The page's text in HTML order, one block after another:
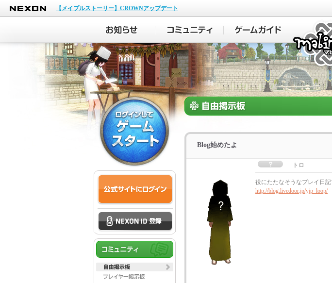
NEXON
【メイプルストーリー】CROWNアップデート
Blog始めたよ
トロ
役にたたなそうなプレイ
http://blog.livedoor.jp/yjp_loop/